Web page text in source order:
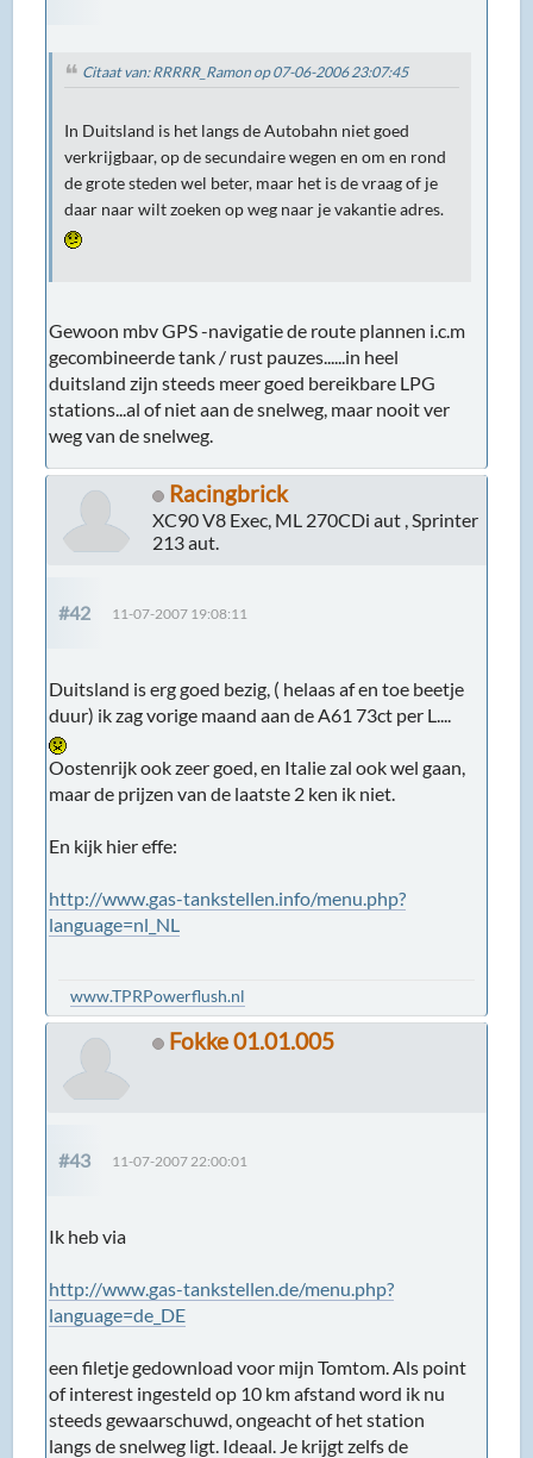
Citaat van: RRRRR_Ramon op 07-06-2006 23:07:45
In Duitsland is het langs de Autobahn niet goed
verkrijgbaar, op de secundaire wegen en om en rond
de grote steden wel beter, maar het is de vraag of je
daar naar wilt zoeken op weg naar je vakantie adres.
Gewoon mbv GPS -navigatie de route plannen i.c.m
gecombineerde tank / rust pauzes......in heel
duitsland zijn steeds meer goed bereikbare LPG
stations...al of niet aan de snelweg, maar nooit ver
weg van de snelweg.
Racingbrick
XC90 V8 Exec, ML 270CDi aut , Sprinter
213 aut.
#42 11-07-2007 19:08:11
Duitsland is erg goed bezig, ( helaas af en toe beetje
duur) ik zag vorige maand aan de A61 73ct per L....
Oostenrijk ook zeer goed, en Italie zal ook wel gaan,
maar de prijzen van de laatste 2 ken ik niet.
En kijk hier effe:
http://www.gas-tankstellen.info/menu.php?
language=nl_NL
www.TPRPowerflush.nl
Fokke 01.01.005
#43 11-07-2007 22:00:01
Ik heb via
http://www.gas-tankstellen.de/menu.php?
language=de_DE
een filetje gedownload voor mijn Tomtom. Als point
of interest ingesteld op 10 km afstand word ik nu
steeds gewaarschuwd, ongeacht of het station
langs de snelweg ligt. Ideaal. Je krijgt zelfs de